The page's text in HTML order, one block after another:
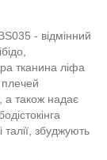
- відмінний
тканина ліфа
а також надає
талії, збуджують